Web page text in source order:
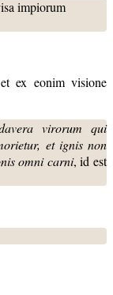
impiorum
ex eonim visione
virorum qui
et ignis non
omni carni, id est